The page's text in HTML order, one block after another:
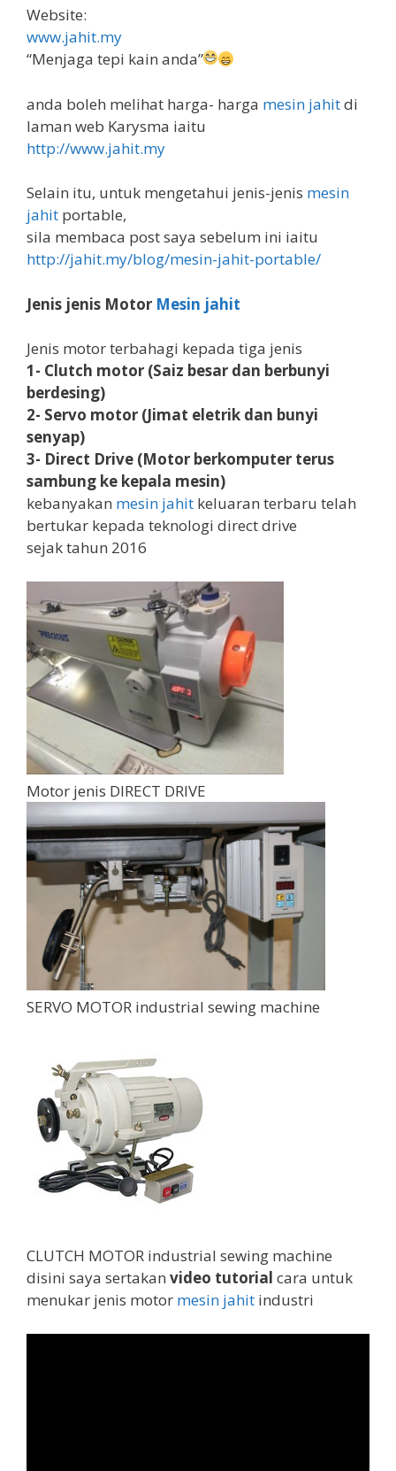
Website:
www.jahit.my
“Menjaga tepi kain anda”
anda boleh melihat harga- harga mesin jahitdi
laman web Karysma iaitu
http://www.jahit.my
Selain itu, untuk mengetahui jenis-jenis mesin
jahit portable,
sila membaca post saya sebelum ini iaitu
http://jahit.my/blog/mesin-jahit-portable/
Jenis jenis Motor Mesin jahit
Jenis motor terbahagi kepada tiga jenis
1- Clutch motor (Saiz besar dan berbunyi
berdesing)
2- Servo motor (Jimat eletrik dan bunyi
senyap)
3- Direct Drive (Motor berkomputer terus
sambung ke kepala mesin)
kebanyakan mesin jahit keluaran terbaru telah
bertukar kepada teknologi direct drive
sejak tahun 2016
Motor jenis DIRECT DRIVE
SERVO MOTOR industrial sewing machine
CLUTCH MOTOR industrial sewing machine
disini saya sertakan video tutorial cara untuk
menukar jenis motor mesin jahit industri